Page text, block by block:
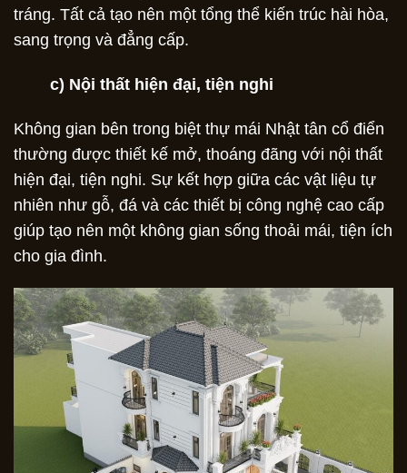
tráng. Tất cả tạo nên một tổng thể kiến trúc hài hòa,
sang trọng và đẳng cấp.
c) Nội thất hiện đại, tiện nghi
Không gian bên trong biệt thự mái Nhật tân cổ điển
thường được thiết kế mở, thoáng đãng với nội thất
hiện đại, tiện nghi. Sự kết hợp giữa các vật liệu tự
nhiên như gỗ, đá và các thiết bị công nghệ cao cấp
giúp tạo nên một không gian sống thoải mái, tiện ích
cho gia đình.